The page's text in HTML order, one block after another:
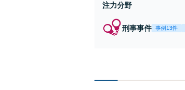
注力分野
刑事事件 事例13件